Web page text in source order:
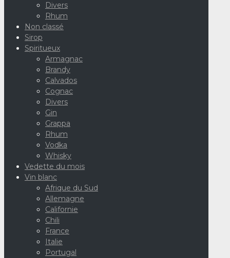
Divers
Rhum
Non classé
Sirop
Spiritueux
Armagnac
Brandy
Calvados
Cognac
Divers
Gin
Grappa
Rhum
Vodka
Whisky
Vedette du mois
Vin blanc
Afrique du Sud
Allemagne
Californie
Chili
France
Italie
Portugal